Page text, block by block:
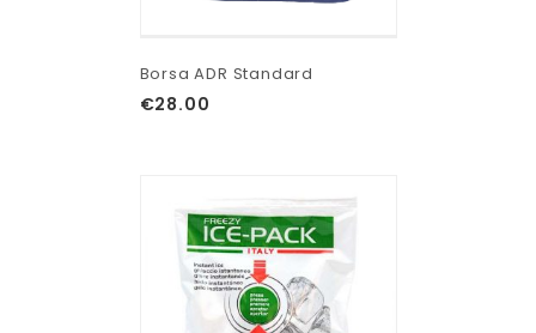
Borsa ADR Standard
€28.00